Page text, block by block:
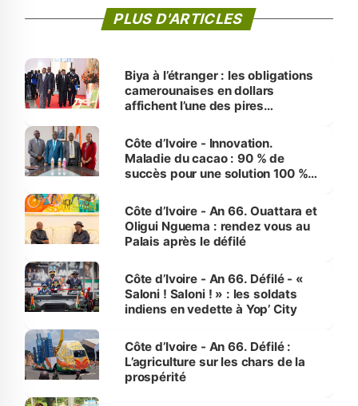
PLUS D'ARTICLES
Biya à l’étranger : les obligations
camerounaises en dollars
affichent l’une des pires
Côte d’Ivoire - Innovation.
Maladie du cacao : 90 % de
succès pour une solution 100 %
Côte d’Ivoire - An 66. Ouattara et
Oligui Nguema : rendez vous au
Palais après le défilé
Côte d’Ivoire - An 66. Défilé - «
Saloni ! Saloni ! » : les soldats
indiens en vedette à Yop’ City
Côte d’Ivoire - An 66. Défilé :
L’agriculture sur les chars de la
prospérité